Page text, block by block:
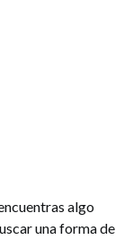
algo
una forma de